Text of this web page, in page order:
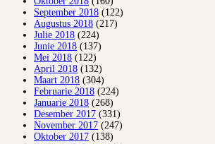
September 2018 (122)
Augustus 2018 (217)
Julie 2018 (224)
Junie 2018 (137)
Mei 2018 (122)
April 2018 (132)
Maart 2018 (304)
Februarie 2018 (224)
Januarie 2018 (268)
Desember 2017 (331)
November 2017 (247)
Oktober 2017 (138)